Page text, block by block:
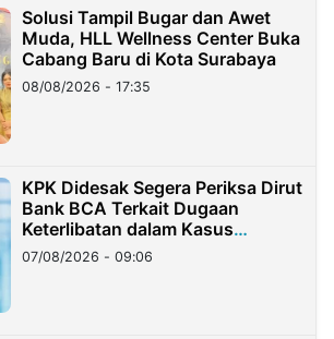
Solusi Tampil Bugar dan Awet
Muda, HLL Wellness Center Buka
Cabang Baru di Kota Surabaya
08/08/2026 - 17:35
KPK Didesak Segera Periksa Dirut
Bank BCA Terkait Dugaan
Keterlibatan dalam Kasus
Hilangnya Dana Nasabah Rp2,58
Miliar
07/08/2026 - 09:06